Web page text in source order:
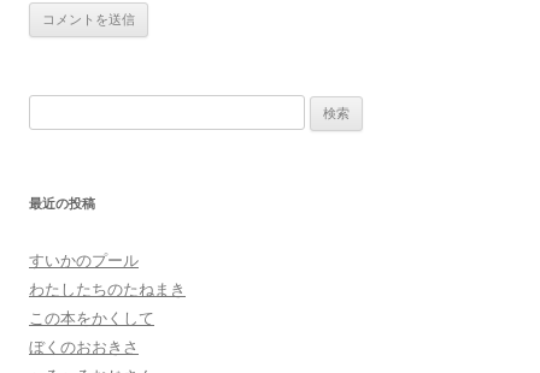
最近の投稿
すいかのプール
わたしたちのたねまき
この本をかくして
ぼくのおおきさ